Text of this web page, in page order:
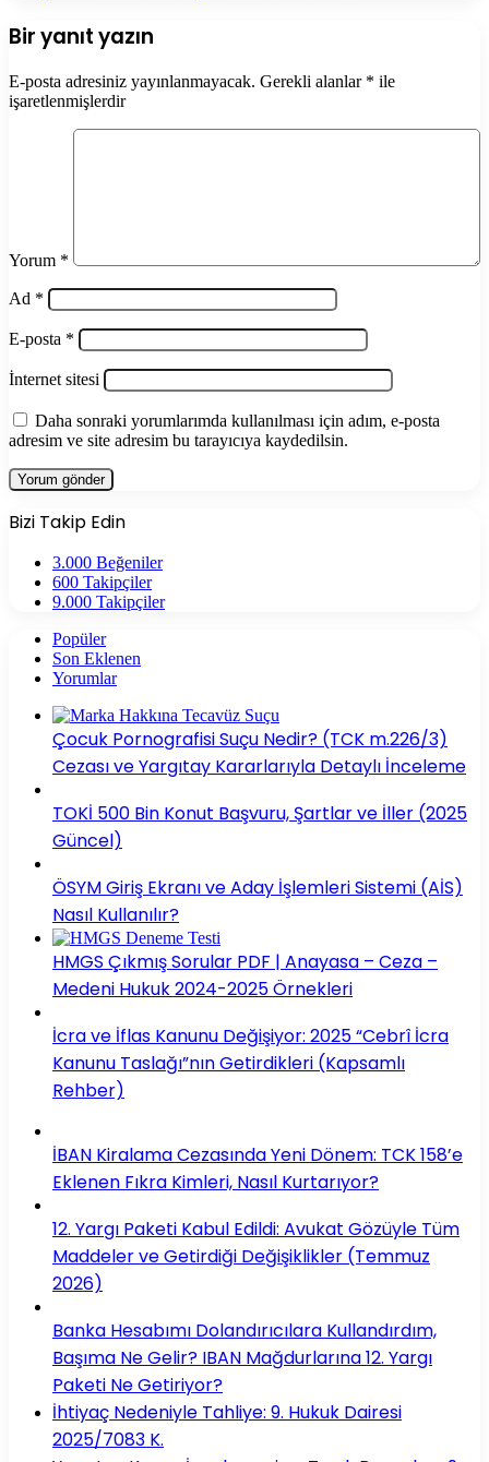
Bir yanıt yazın
E-posta adresiniz yayınlanmayacak. Gerekli alanlar * ile
işaretlenmişlerdir
Yorum *
Ad *
E-posta *
İnternet sitesi
Daha sonraki yorumlarımda kullanılması için adım, e-posta
adresim ve site adresim bu tarayıcıya kaydedilsin.
Bizi Takip Edin
3.000 Beğeniler
600 Takipçiler
9.000 Takipçiler
Popüler
Son Eklenen
Yorumlar
Çocuk Pornografisi Suçu Nedir? (TCK m.226/3)
Cezası ve Yargıtay Kararlarıyla Detaylı İnceleme
TOKİ 500 Bin Konut Başvuru, Şartlar ve İller (2025
Güncel)
ÖSYM Giriş Ekranı ve Aday İşlemleri Sistemi (AİS)
Nasıl Kullanılır?
HMGS Çıkmış Sorular PDF | Anayasa – Ceza –
Medeni Hukuk 2024-2025 Örnekleri
İcra ve İflas Kanunu Değişiyor: 2025 “Cebrî İcra
Kanunu Taslağı”nın Getirdikleri (Kapsamlı
Rehber)
İBAN Kiralama Cezasında Yeni Dönem: TCK 158’e
Eklenen Fıkra Kimleri, Nasıl Kurtarıyor?
12. Yargı Paketi Kabul Edildi: Avukat Gözüyle Tüm
Maddeler ve Getirdiği Değişiklikler (Temmuz
2026)
Banka Hesabımı Dolandırıcılara Kullandırdım,
Başıma Ne Gelir? IBAN Mağdurlarına 12. Yargı
Paketi Ne Getiriyor?
İhtiyaç Nedeniyle Tahliye: 9. Hukuk Dairesi
2025/7083 K.